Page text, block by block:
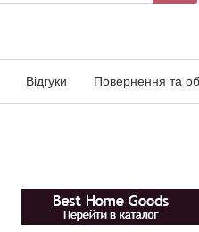
Відгуки Повернення та